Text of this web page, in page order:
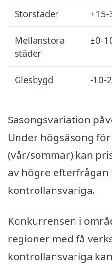
Storstäder +15-
Mellanstora
städer
±0-
Glesbygd -10-
Säsongsvariation
Under högsäsong
(vår/sommar) kan
av högre efterfrågan
kontrollansvariga.
Konkurrensen i
regioner med få
kontrollansvariga